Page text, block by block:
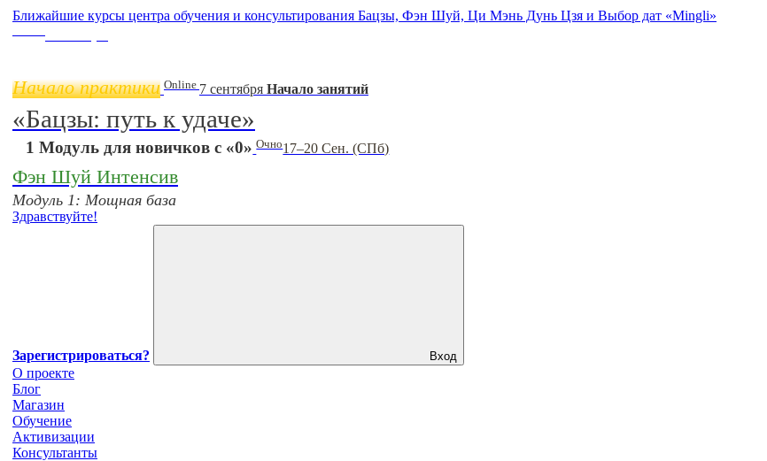
Ближайшие курсы центра обучения и консультирования Бацзы, Фэн Шуй, Ци Мэнь Дунь Цзя и Выбор дат «Mingli»
Начало практики Online 7 сентября Начало занятий
«Бацзы: путь к удаче»
1 Модуль для новичков с «0» Очно17–20 Сен. (СПб)
Фэн Шуй Интенсив
Модуль 1: Мощная база
Здравствуйте!
Зарегистрироваться? Вход
О проекте
Блог
Магазин
Обучение
Активизации
Консультанты